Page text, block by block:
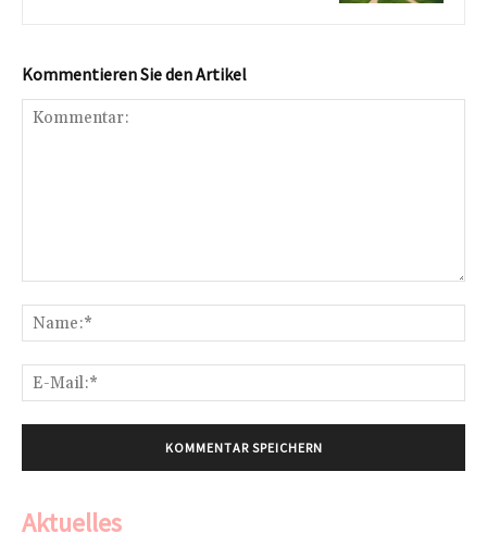
Kommentieren Sie den Artikel
Aktuelles